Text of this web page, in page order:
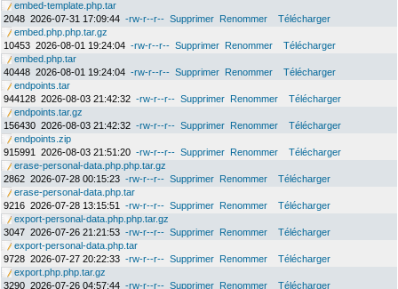
embed-template.php.tar
2048 2026-07-31 17:09:44 -rw-r--r-- Supprimer Renommer
Télécharger
embed.php.php.tar.gz
10453 2026-08-01 19:24:04 -rw-r--r-- Supprimer Renommer
Télécharger
embed.php.tar
40448 2026-08-01 19:24:04 -rw-r--r-- Supprimer Renommer
Télécharger
endpoints.tar
944128 2026-08-03 21:42:32 -rw-r--r-- Supprimer Renommer
Télécharger
endpoints.tar.gz
156430 2026-08-03 21:42:32 -rw-r--r-- Supprimer Renommer
Télécharger
endpoints.zip
915991
2026-08-03 21:51:20 -rw-r--r-- Supprimer Renommer
Télécharger
erase-personal-data.php.php.tar.gz
2862 2026-07-28 00:15:23 -rw-r--r-- Supprimer Renommer
Télécharger
erase-personal-data.php.tar
9216 2026-07-28 13:15:51 -rw-r--r-- Supprimer Renommer
Télécharger
export-personal-data.php.php.tar.gz
3047 2026-07-26 21:21:53 -rw-r--r-- Supprimer Renommer
Télécharger
export-personal-data.php.tar
9728 2026-07-27 20:22:33 -rw-r--r-- Supprimer Renommer
Télécharger
export.php.php.tar.gz
3290 2026-07-26 04:57:44 -rw-r--r-- Supprimer Renommer Télécharger